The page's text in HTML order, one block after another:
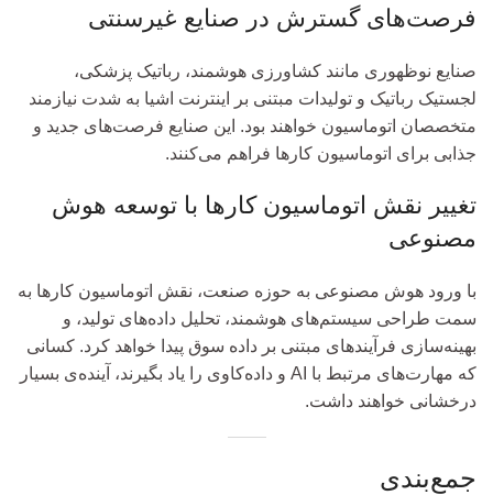
فرصت‌های گسترش در صنایع غیرسنتی
صنایع نوظهوری مانند کشاورزی هوشمند، رباتیک پزشکی،
لجستیک رباتیک و تولیدات مبتنی بر اینترنت اشیا به شدت نیازمند
متخصصان اتوماسیون خواهند بود. این صنایع فرصت‌های جدید و
جذابی برای اتوماسیون کارها فراهم می‌کنند.
تغییر نقش اتوماسیون کارها با توسعه هوش
مصنوعی
با ورود هوش مصنوعی به حوزه صنعت، نقش اتوماسیون کارها به
سمت طراحی سیستم‌های هوشمند، تحلیل داده‌های تولید، و
بهینه‌سازی فرآیندهای مبتنی بر داده سوق پیدا خواهد کرد. کسانی
که مهارت‌های مرتبط با AI و داده‌کاوی را یاد بگیرند، آینده‌ی بسیار
درخشانی خواهند داشت.
جمع‌بندی